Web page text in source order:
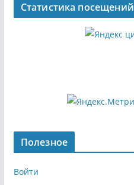
Статистика посещений
Полезное
Войти